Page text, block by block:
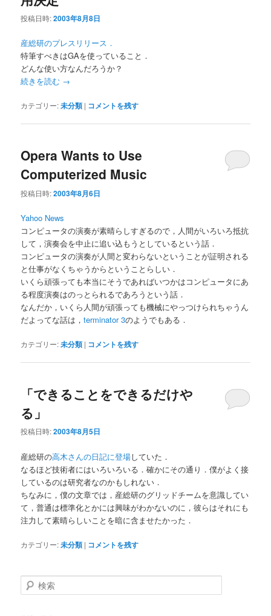
投稿日時:2003年8月8日
産総研のプレスリリース．
特筆すべきはGAを使っていること．
どんな使い方なんだろうか？
続きを読む →
カテゴリー:未分類 | コメントを残す
Opera Wants to Use
Computerized Music
投稿日時:2003年8月6日
Yahoo News
コンピュータの演奏が素晴らしすぎるので，人間がいろいろ抵抗
して，演奏会を中止に追い込もうとしているという話．
コンピュータの演奏が人間と変わらないということが証明される
と仕事がなくちゃうからということらしい．
いくら頑張っても本当にそうであればいつかはコンピュータにあ
る程度演奏はのっとられるであろうという話．
なんだか，いくら人間が頑張っても機械にやっつけられちゃうん
だよってな話は，terminator 3のようでもある．
カテゴリー:未分類 | コメントを残す
「できることをできるだけや
る」
投稿日時:2003年8月5日
産総研の高木さんの日記に登場していた．
なるほど技術者にはいろいろいる．確かにその通り．僕がよく接
しているのは研究者なのかもしれない．
ちなみに，僕の文章では，産総研のグリッドチームを意識してい
て，普通は標準化とかには興味がわかないのに，彼らはそれにも
注力して素晴らしいことを暗に含ませたかった．
カテゴリー:未分類 | コメントを残す
検
索